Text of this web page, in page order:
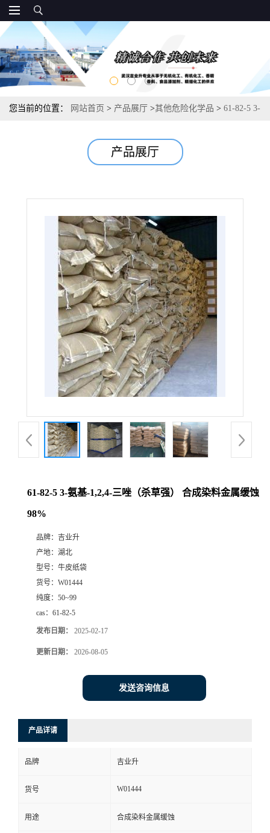
您当前的位置： 网站首页 > 产品展厅 >其他危险化学品 > 61-82-5 3-
产品展厅
61-82-5 3-氨基-1,2,4-三唑（杀草强） 合成染料金属缓蚀
98%
品牌： 吉业升
产地： 湖北
型号： 牛皮纸袋
货号： W01444
纯度： 50~99
cas： 61-82-5
发布日期： 2025-02-17
更新日期： 2026-08-05
发送咨询信息
产品详请
品牌 吉业升
货号 W01444
用途 合成染料金属缓蚀